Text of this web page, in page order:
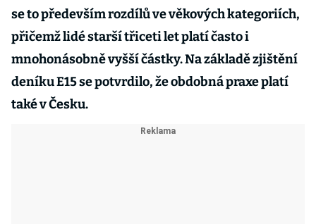
se to především rozdílů ve věkových kategoriích,
přičemž lidé starší třiceti let platí často i
mnohonásobně vyšší částky. Na základě zjištění
deníku E15 se potvrdilo, že obdobná praxe platí
také v Česku.